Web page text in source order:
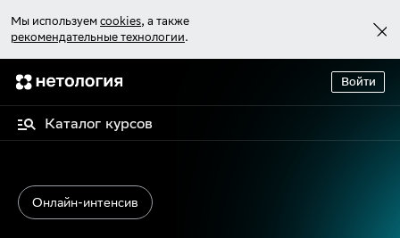
Мы используем cookies, а также
рекомендательные технологии.
Войти
Каталог курсов
Онлайн-интенсив